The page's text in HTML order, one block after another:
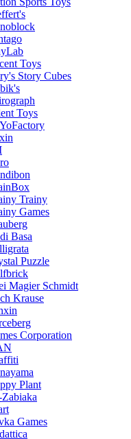
Toys
Story Cubes
Toys
Trainy
Games
Basa
Puzzle
Magier Schmidt
Krause
Corporation
Plant
Games